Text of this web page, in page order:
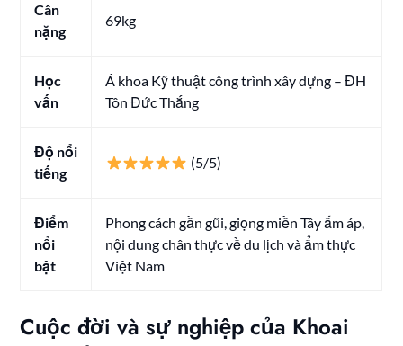
Cân
nặng
69kg
Học
vấn
Á khoa Kỹ thuật công trình xây dựng – ĐH
Tôn Đức Thắng
Độ nổi
tiếng
(5/5)
Điểm
nổi
bật
Phong cách gần gũi, giọng miền Tây ấm áp,
nội dung chân thực về du lịch và ẩm thực
Việt Nam
Cuộc đời và sự nghiệp của Khoai